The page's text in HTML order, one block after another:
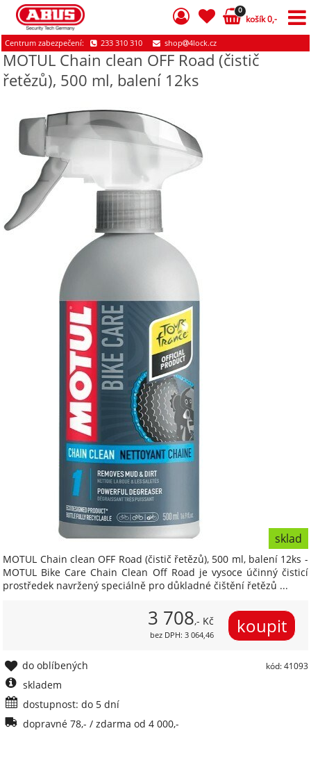
MOTUL Chain clean OFF Road (čistič
řetězů), 500 ml, balení 12ks
MOTUL Chain clean OFF Road (čistič řetězů), 500 ml, balení 12ks -
MOTUL Bike Care Chain Clean Off Road je vysoce účinný čisticí
prostředek navržený speciálně pro důkladné čištění řetězů ...
sklad
3 708,- Kč
bez DPH: 3 064,46
kód: 41093
do oblíbených
skladem
dostupnost: do 5 dní
dopravné 78,- / zdarma od 4 000,-
0
košík 0,-
Centrum zabezpečení: 233 310 310 shop 4lock.cz